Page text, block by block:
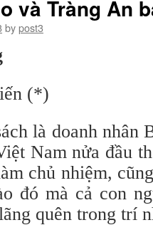
và Tràng An
bypost3
(*)
là doanh nhân
Nam nửa đầu
chủ nhiệm,
đó mà cả con
quên trong trí